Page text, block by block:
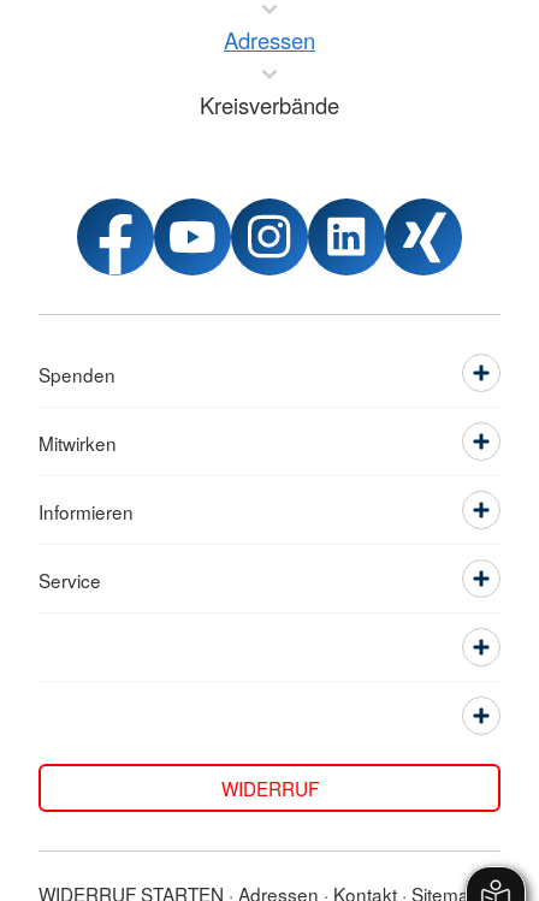
Adressen
Kreisverbände
Spenden
Mitwirken
Informieren
Service
WIDERRUF
WIDERRUF STARTEN Adressen Kontakt Sitemap